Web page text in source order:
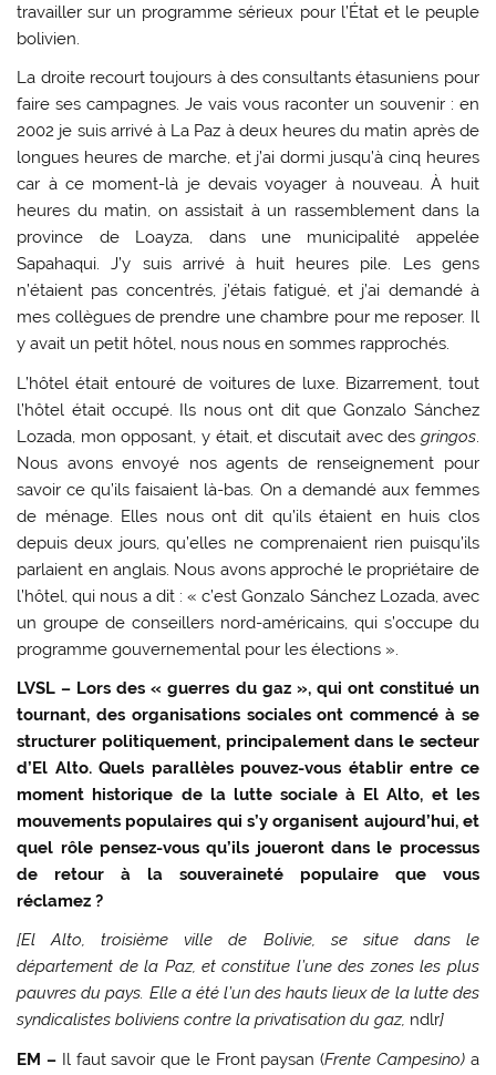
travailler sur un programme sérieux pour l’État et le peuple
bolivien.
La droite recourt toujours à des consultants étasuniens pour
faire ses campagnes. Je vais vous raconter un souvenir : en
2002 je suis arrivé à La Paz à deux heures du matin après de
longues heures de marche, et j’ai dormi jusqu’à cinq heures
car à ce moment-là je devais voyager à nouveau. À huit
heures du matin, on assistait à un rassemblement dans la
province de Loayza, dans une municipalité appelée
Sapahaqui. J’y suis arrivé à huit heures pile. Les gens
n’étaient pas concentrés, j’étais fatigué, et j’ai demandé à
mes collègues de prendre une chambre pour me reposer. Il
y avait un petit hôtel, nous nous en sommes rapprochés.
L’hôtel était entouré de voitures de luxe. Bizarrement, tout
l’hôtel était occupé. Ils nous ont dit que Gonzalo Sánchez
Lozada, mon opposant, y était, et discutait avec des gringos.
Nous avons envoyé nos agents de renseignement pour
savoir ce qu’ils faisaient là-bas. On a demandé aux femmes
de ménage. Elles nous ont dit qu’ils étaient en huis clos
depuis deux jours, qu’elles ne comprenaient rien puisqu’ils
parlaient en anglais. Nous avons approché le propriétaire de
l’hôtel, qui nous a dit : « c’est Gonzalo Sánchez Lozada, avec
un groupe de conseillers nord-américains, qui s’occupe du
programme gouvernemental pour les élections ».
LVSL – Lors des « guerres du gaz », qui ont constitué un
tournant, des organisations sociales ont commencé à se
structurer politiquement, principalement dans le secteur
d’El Alto. Quels parallèles pouvez-vous établir entre ce
moment historique de la lutte sociale à El Alto, et les
mouvements populaires qui s’y organisent aujourd’hui, et
quel rôle pensez-vous qu’ils joueront dans le processus
de retour à la souveraineté populaire que vous
réclamez ?
[El Alto, troisième ville de Bolivie, se situe dans le
département de la Paz, et constitue l’une des zones les plus
pauvres du pays. Elle a été l’un des hauts lieux de la lutte des
syndicalistes boliviens contre la privatisation du gaz, ndlr]
EM –Il faut savoir que le Front paysan (Frente Campesino) a